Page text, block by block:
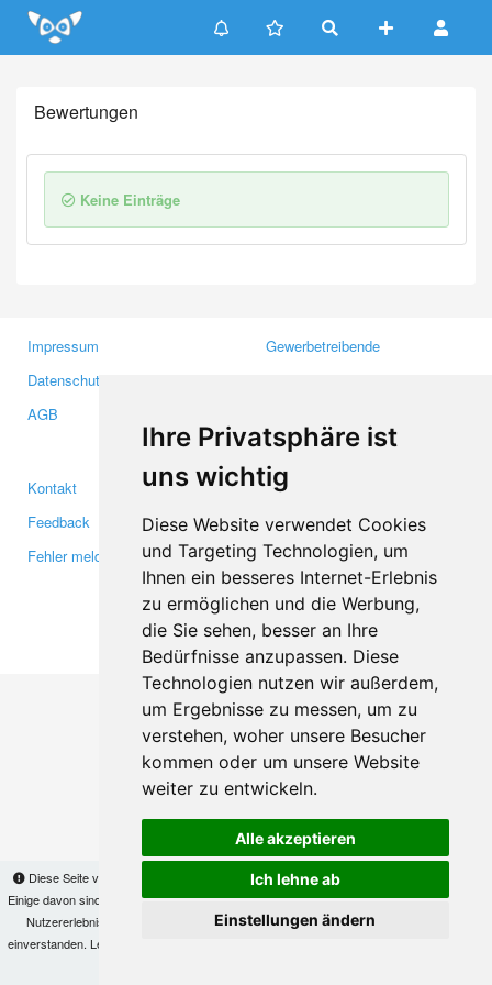
Ihre Privatsphäre ist
uns wichtig
Diese Website verwendet Cookies
und Targeting Technologien, um
Ihnen ein besseres Internet-Erlebnis
zu ermöglichen und die Werbung,
die Sie sehen, besser an Ihre
Bedürfnisse anzupassen. Diese
Technologien nutzen wir außerdem,
um Ergebnisse zu messen, um zu
verstehen, woher unsere Besucher
kommen oder um unsere Website
weiter zu entwickeln.
Alle akzeptieren
Ich lehne ab
Einstellungen ändern
Update cookies preferences
Diese Seite verwendet Cookies, um Informationen auf Ihrem Computer zu speichern.
Einige davon sind notwendig, damit unsere Seite funktioniert, andere helfen uns dabei, das
Nutzererlebnis zu verbessern. Mit der Nutzung dieser Seite erklären Sie sich damit
einverstanden. Lesen Sie unsere
Bewertungen
Keine Einträge
Impressum
Datenschutzerklärung
AGB
Gewerbetreibende
Medien
Kontakt
Feedback
Fehler melden
Facebook
Twitter
YouTube
Google+
Makis© Copyright 2026